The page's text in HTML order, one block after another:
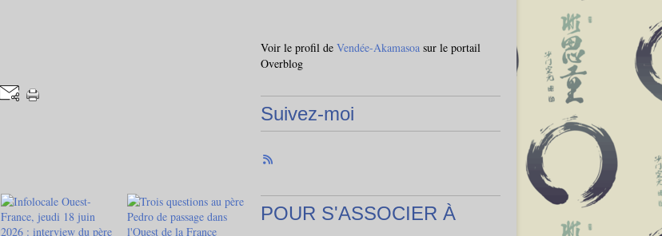
Voir le profil de Vendée-Akamasoa sur le portail
Overblog
Suivez-moi
POUR S'ASSOCIER À